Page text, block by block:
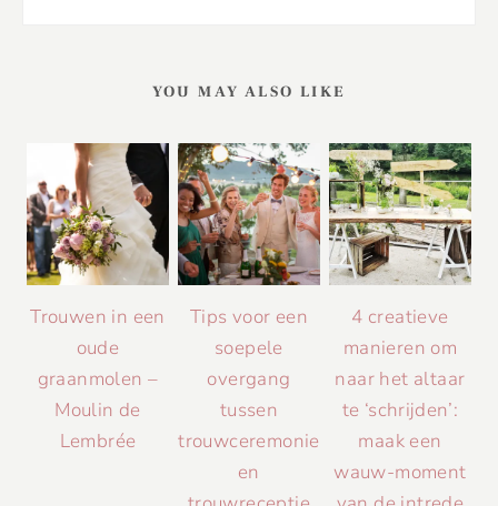
YOU MAY ALSO LIKE
Trouwen in een
oude
graanmolen –
Moulin de
Lembrée
Tips voor een
soepele
overgang
tussen
trouwceremonie
en
4 creatieve
manieren om
naar het altaar
te ‘schrijden’:
maak een
wauw-moment